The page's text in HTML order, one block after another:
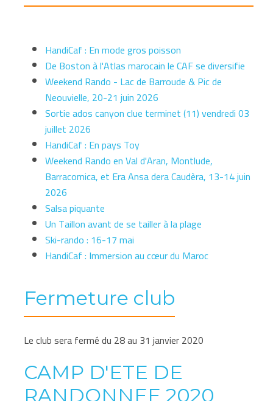
HandiCaf : En mode gros poisson
De Boston à l'Atlas marocain le CAF se diversifie
Weekend Rando - Lac de Barroude & Pic de
Neouvielle, 20-21 juin 2026
Sortie ados canyon clue terminet (11) vendredi 03
juillet 2026
HandiCaf : En pays Toy
Weekend Rando en Val d'Aran, Montlude,
Barracomica, et Era Ansa dera Caudèra, 13-14 juin
2026
Salsa piquante
Un Taillon avant de se tailler à la plage
Ski-rando : 16-17 mai
HandiCaf : Immersion au cœur du Maroc
Fermeture club
Le club sera fermé du 28 au 31 janvier 2020
CAMP D'ETE DE
RANDONNEE 2020